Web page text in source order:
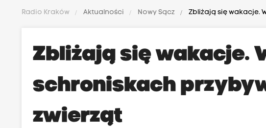
Radio Kraków Aktualności Nowy Sącz Zbliżają się wakacje.
Zbliżają się wakacje.
schroniskach
zwierząt